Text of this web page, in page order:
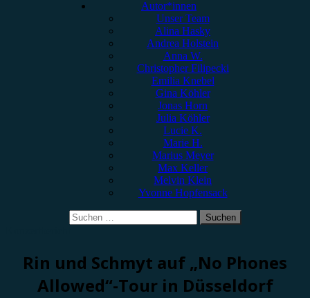
Autor*innen
Unser Team
Alina Hasky
Andrea Holstein
Anna W.
Christopher Filipecki
Emilia Knebel
Gina Köhler
Jonas Horn
Julia Köhler
Lucie K.
Marie H.
Marius Meyer
Max Keller
Melvin Klein
Yvonne Hopfensack
Suchen
nach:
Rin und Schmyt auf „No Phones
Allowed“-Tour in Düsseldorf